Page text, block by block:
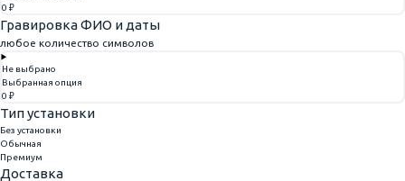
0 ₽
Гравировка ФИО и даты
любое количество символов
Не выбрано
Выбранная опция
0 ₽
Тип установки
Без установки
Обычная
Премиум
Доставка